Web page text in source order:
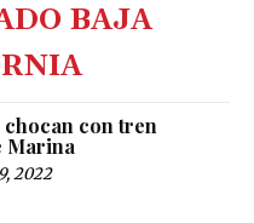
BAJA
con tren
Marina
2022